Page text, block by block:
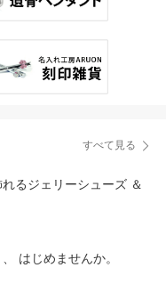
すべて見る
るジェリーシューズ ＆
はじめませんか。